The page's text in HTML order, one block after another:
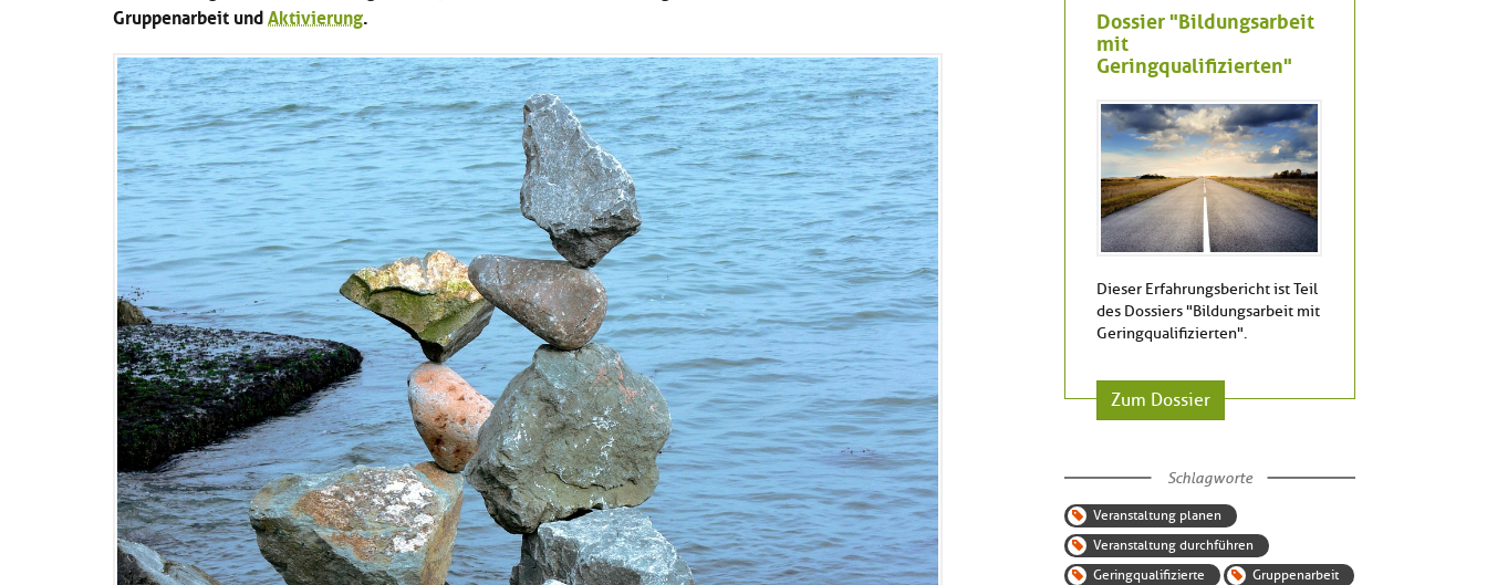
Gruppenarbeit undAktivierung. Dossier "Bildungsarbeit
mit
Geringqualifizierten"
Dieser Erfahrungsbericht ist Teil
des Dossiers "Bildungsarbeit mit
Geringqualifizierten".
Zum Dossier
Schlagworte
Veranstaltung planen
Veranstaltung durchführen
Geringqualifizierte
Gruppenarbeit